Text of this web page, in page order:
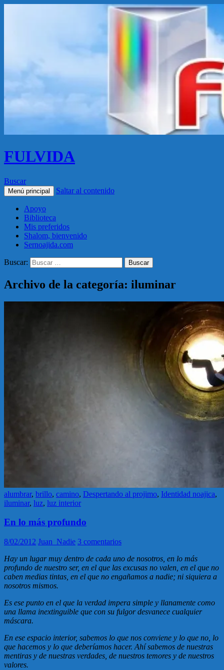
FULVIDA
Buscar
Menú principal Saltar al contenido
Apoyo
Biblioteca
Mis preferidos
Shalom, bienvenido
Sernoajida.com
Buscar:
Archivo de la categoría: iluminar
alumbrar, brillo, camino, Despertando al projimo, Identidad noajica,
iluminar, luz, luz interior
En lo más profundo
8/02/2012 Juan_Nadie 3 comentarios
Hay un lugar muy dentro de cada uno de nosotros, en lo más
profundo de nuestro ser, en el que las excusas no valen, en el que no
caben medias tintas, en el que no engañamos a nadie; ni siquiera a
nosotros mismos.
Es ese punto en el que la verdad impera simple y llanamente como
una llama inextinguible que con su fulgor desvanece cualquier
máscara.
En ese espacio interior, sabemos lo que nos conviene y lo que no, lo
que hacemos y lo que deberíamos hacer. Ahí sabemos de nuestras
mentiras y de nuestras verdades, de nuestros temores y de nuestros
valores.